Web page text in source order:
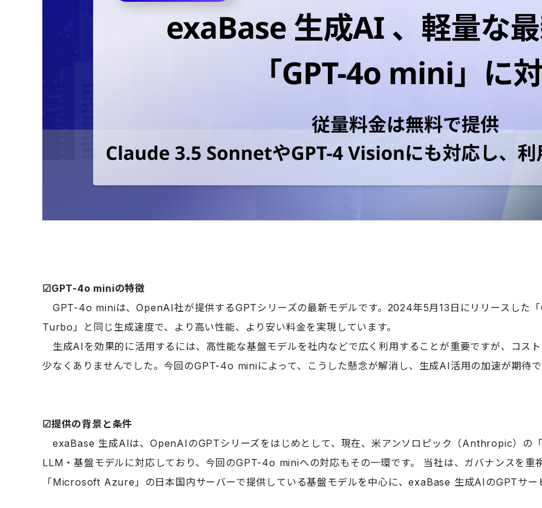
☑︎GPT-4o miniの特徴
GPT-4o miniは、OpenAI社が提供するGPTシリーズの最新モデルです。2024年5月13日にリリースした
Turbo」と同じ生成速度で、より高い性能、より安い料金を実現しています。
生成AIを効果的に活用するには、高性能な基盤モデルを社内などで広く利用することが重要ですが、コス
少なくありませんでした。今回のGPT-4o miniによって、こうした懸念が解消し、生成AI活用の加速が期待で
☑︎提供の背景と条件
exaBase 生成AIは、OpenAIのGPTシリーズをはじめとして、現在、米アンソロピック（Anthropic）の
LLM・基盤モデルに対応しており、今回のGPT-4o miniへの対応もその一環です。
当社は、 ガバナンスを重
「Microsoft Azure」の日本国内サーバーで提供している基盤モデルを中心に、exaBase 生成AIのGPTサー